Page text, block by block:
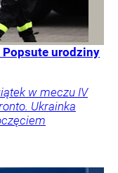
Popsute urodziny
w meczu IV
Ukrainka